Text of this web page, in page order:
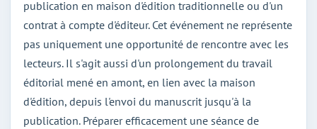
publication en maison d'édition traditionnelle ou d'un
contrat à compte d'éditeur. Cet événement ne représente
pas uniquement une opportunité de rencontre avec les
lecteurs. Il s'agit aussi d'un prolongement du travail
éditorial mené en amont, en lien avec la maison
d'édition, depuis l'envoi du manuscrit jusqu'à la
publication. Préparer efficacement une séance de